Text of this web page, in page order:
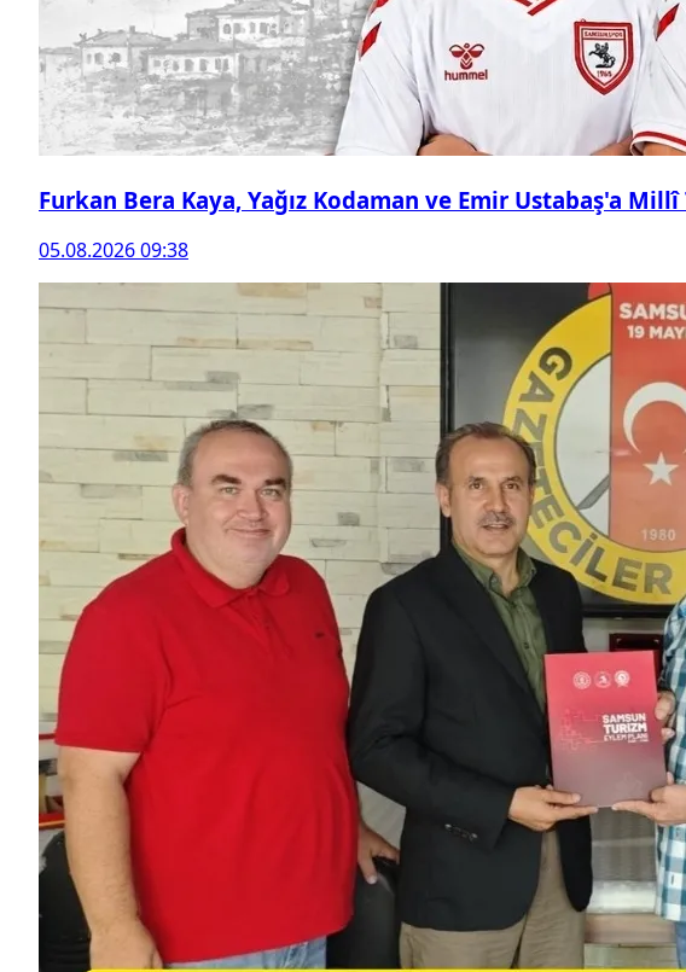
Furkan Bera Kaya, Yağız Kodaman ve Emir Ustabaş'a
05.08.2026 09:38